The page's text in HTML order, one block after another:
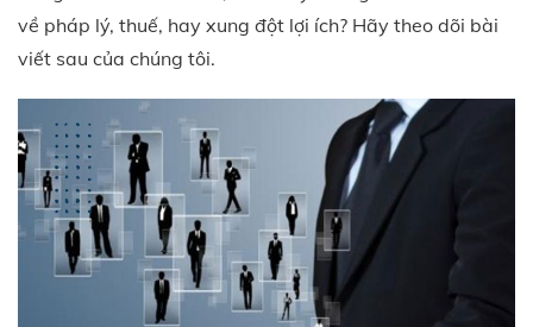
về pháp lý, thuế, hay xung đột lợi ích? Hãy theo dõi bài
viết sau của chúng tôi.